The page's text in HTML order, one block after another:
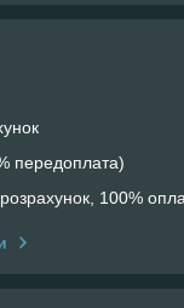
передоплата)
розрахунок, 100%